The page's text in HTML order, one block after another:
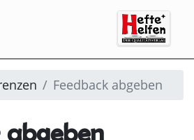
Feedback abgeben
abgeben